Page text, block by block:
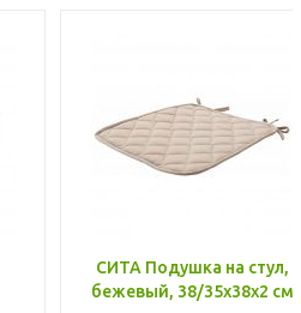
СИТА Подушка на стул,
бежевый, 38/35x38x2 см